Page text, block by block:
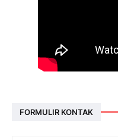
FORMULIR KONTAK